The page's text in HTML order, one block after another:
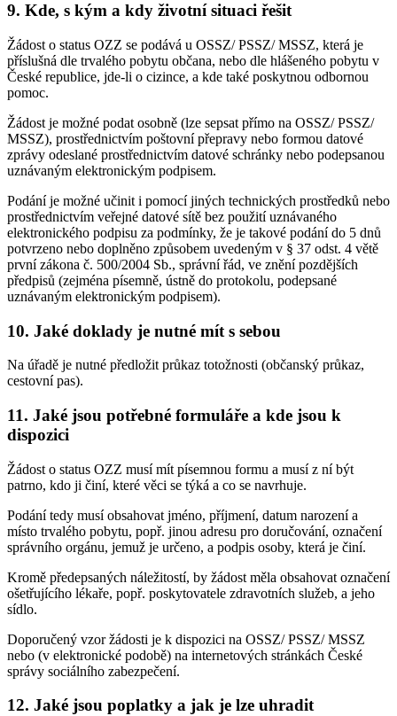
9. Kde, s kým a kdy životní situaci řešit
Žádost o status OZZ se podává u OSSZ/ PSSZ/ MSSZ, která je
příslušná dle trvalého pobytu občana, nebo dle hlášeného pobytu v
České republice, jde-li o cizince, a kde také poskytnou odbornou
pomoc.
Žádost je možné podat osobně (lze sepsat přímo na OSSZ/ PSSZ/
MSSZ), prostřednictvím poštovní přepravy nebo formou datové
zprávy odeslané prostřednictvím datové schránky nebo podepsanou
uznávaným elektronickým podpisem.
Podání je možné učinit i pomocí jiných technických prostředků nebo
prostřednictvím veřejné datové sítě bez použití uznávaného
elektronického podpisu za podmínky, že je takové podání do 5 dnů
potvrzeno nebo doplněno způsobem uvedeným v § 37 odst. 4 větě
první zákona č. 500/2004 Sb., správní řád, ve znění pozdějších
předpisů (zejména písemně, ústně do protokolu, podepsané
uznávaným elektronickým podpisem).
10. Jaké doklady je nutné mít s sebou
Na úřadě je nutné předložit průkaz totožnosti (občanský průkaz,
cestovní pas).
11. Jaké jsou potřebné formuláře a kde jsou k
dispozici
Žádost o status OZZ musí mít písemnou formu a musí z ní být
patrno, kdo ji činí, které věci se týká a co se navrhuje.
Podání tedy musí obsahovat jméno, příjmení, datum narození a
místo trvalého pobytu, popř. jinou adresu pro doručování, označení
správního orgánu, jemuž je určeno, a podpis osoby, která je činí.
Kromě předepsaných náležitostí, by žádost měla obsahovat označení
ošetřujícího lékaře, popř. poskytovatele zdravotních služeb, a jeho
sídlo.
Doporučený vzor žádosti je k dispozici na OSSZ/ PSSZ/ MSSZ
nebo (v elektronické podobě) na internetových stránkách České
správy sociálního zabezpečení.
12. Jaké jsou poplatky a jak je lze uhradit